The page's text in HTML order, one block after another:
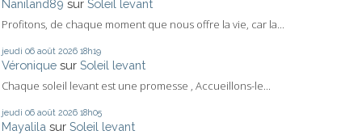
Naniland89 sur Soleil levant
Profitons, de chaque moment que nous offre la vie, car la...
jeudi 06 août 2026 18h19
Véronique sur Soleil levant
Chaque soleil levant est une promesse , Accueillons-le...
jeudi 06 août 2026 18h05
Mayalila sur Soleil levant